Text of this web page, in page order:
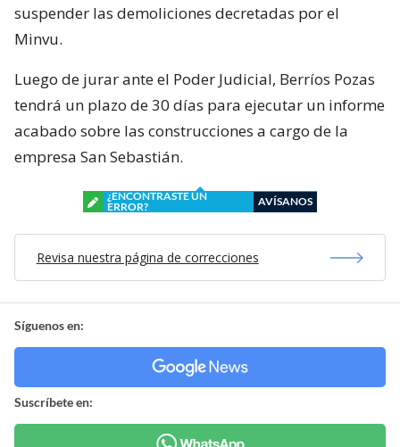
suspender las demoliciones decretadas por el
Minvu.
Luego de jurar ante el Poder Judicial, Berríos Pozas
tendrá un plazo de 30 días para ejecutar un informe
acabado sobre las construcciones a cargo de la
empresa San Sebastián.
¿ENCONTRASTE UN
ERROR?
AVÍSANOS
Revisa nuestra página de correcciones
Síguenos en:
Suscríbete en: